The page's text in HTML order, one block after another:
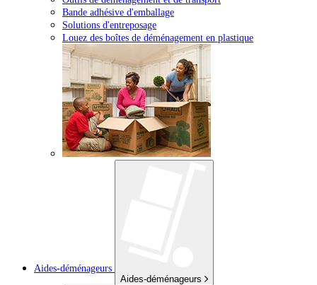
Bande adhésive d'emballage
Solutions d'entreposage
Louez des boîtes de déménagement en plastique
Aides-déménageurs
Aides-déménageurs